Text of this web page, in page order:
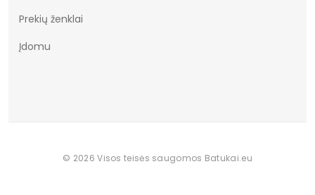
Prekių ženklai
Įdomu
© 2026 Visos teisės saugomos Batukai.eu